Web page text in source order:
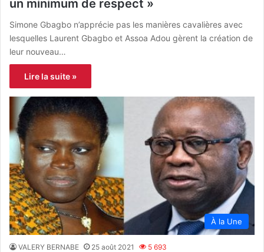
un minimum de respect »
Simone Gbagbo n’apprécie pas les manières cavalières avec
lesquelles Laurent Gbagbo et Assoa Adou gèrent la création de
leur nouveau…
Lire la suite »
À la Une
VALERY BERNABE 25 août 2021 5 693